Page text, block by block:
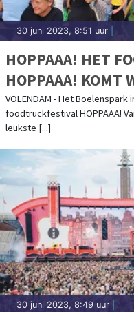
30 juni 2023, 8:51 uur
HOPPAAA! HET
HOPPAAA! KOMT
VOLENDAM - Het
foodtruckfestival HOPPAAA!
leukste [...]
30 juni 2023, 8:49 uur